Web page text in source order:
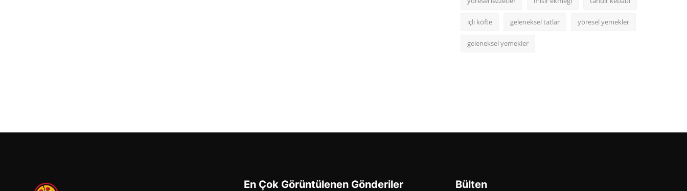
içli köfte geleneksel tatlar yöresel yemekler
geleneksel yemekler
En Çok Görüntülenen Gönderiler Bülten